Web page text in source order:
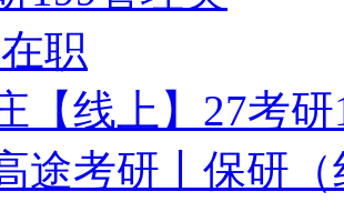
【线上】27考
途考研丨保研